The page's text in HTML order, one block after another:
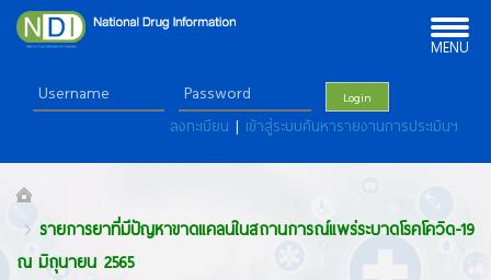
Toggle
navigation
MENU
Login
ลงทะเบียน | เข้าสู่ระบบค้นหารายงานการประเมินฯ
รายการยาที่มีปัญหาขาดแคลนในสถานการณ์แพร่ระบาดโรคโควิด-19
ณ มิถุนายน 2565